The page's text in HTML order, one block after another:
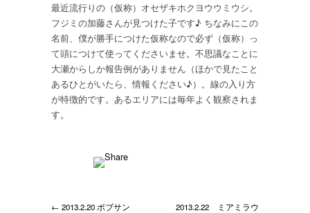
オ
セ
ザ
キ
ホ
ク
ヨ
ウ
最近流行りの（仮称）オセザキホクヨウウミウシ。
フジミの加藤さんが見つけた子です♪ ちなみにこの
名前、僕が勝手につけた仮称なので必ず（仮称）っ
て頭につけて使ってくださいませ。不思議なことに
大瀬からしか報告例がありません（ほかで見たこと
あるひとがいたら、情報ください♪）。線の入り方
が特徴的です。あるエリアには毎年よく観察されま
す。
← 2013.2.20 ボブサン
2013.2.22 ミアミラウ